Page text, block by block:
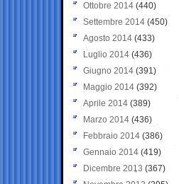
Ottobre 2014 (440)
Settembre 2014 (450)
Agosto 2014 (433)
Luglio 2014 (436)
Giugno 2014 (391)
Maggio 2014 (392)
Aprile 2014 (389)
Marzo 2014 (436)
Febbraio 2014 (386)
Gennaio 2014 (419)
Dicembre 2013 (367)